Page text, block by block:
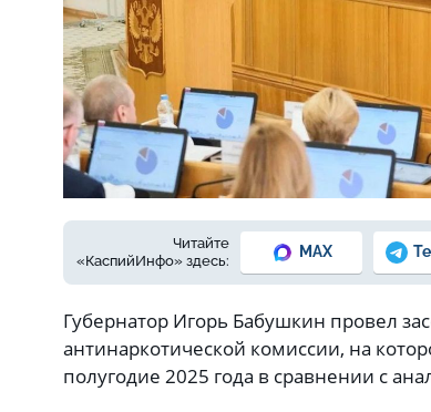
Читайте
«КаспийИнфо» здесь:
MAX
Губернатор Игорь Бабушкин провел
антинаркотической комиссии, на
полугодие 2025 года в сравнении с